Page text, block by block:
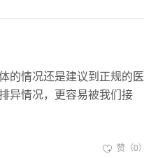
的情况还是建议到正规的医
异情况，更容易被我们接
赞（0）